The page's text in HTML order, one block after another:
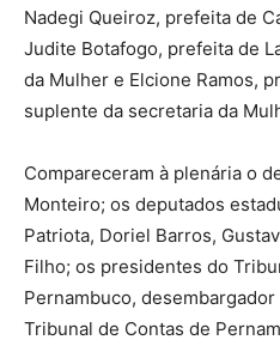
Nadegi Queiroz, prefeita de
Judite Botafogo, prefeita de
da Mulher e Elcione Ramos,
suplente da secretaria da
Compareceram à plenária o
Monteiro; os deputados
Patriota, Doriel Barros,
Filho; os presidentes do
Pernambuco,
Tribunal de Contas de